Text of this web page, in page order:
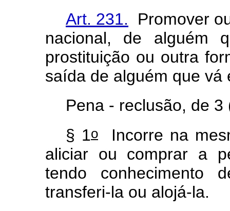
Art. 231. Promover
nacional, de alguém
prostituição ou outra
saída de alguém que
Pena - reclusão, de
§ 1o Incorre na
aliciar ou comprar a
tendo conhecimento
transferi-la ou alojá-la.